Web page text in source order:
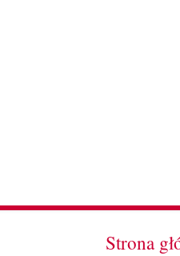
Strona